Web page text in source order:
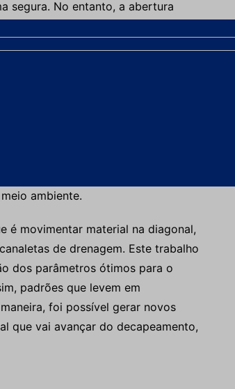
segura. No entanto, a abertura
um único padrão geométrico
alta, a área do rebaixo de acesso é
de drenagem – durante o
escavado avança nos canais
retrabalho para escavadeiras e
para desobstruir esses locais
produtivas desses equipamentos,
ambiente.
é movimentar material na diagonal,
de drenagem. Este trabalho
dos parâmetros ótimos para o
padrões que levem em
foi possível gerar novos
que vai avançar do decapeamento,